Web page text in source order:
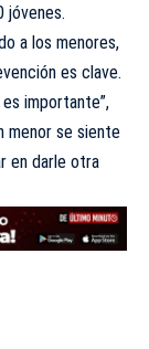
jóvenes.
a los menores,
es clave.
importante”,
menor se siente
en darle otra